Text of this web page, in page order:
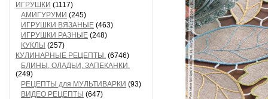
ИГРУШКИ (1117)
АМИГУРУМИ (245)
ИГРУШКИ ВЯЗАНЫЕ (463)
ИГРУШКИ РАЗНЫЕ (248)
КУКЛЫ (257)
КУЛИНАРНЫЕ РЕЦЕПТЫ. (6746)
БЛИНЫ, ОЛАДЬИ, ЗАПЕКАНКИ.
(249)
РЕЦЕПТЫ для МУЛЬТИВАРКИ (93)
ВИДЕО РЕЦЕПТЫ (647)